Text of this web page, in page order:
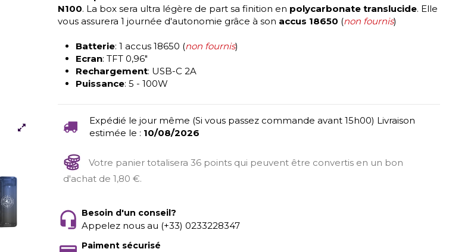
N100. La box sera ultra légère de part sa finition en polycarbonate translucide. Elle
vous assurera 1 journée d'autonomie grâce à son accus 18650 (non fournis)
Batterie: 1 accus 18650 (non fournis)
Ecran: TFT 0,96"
Rechargement: USB-C 2A
Puissance: 5 - 100W
Expédié le jour même (Si vous passez commande avant 15h00) Livraison
estimée le : 10/08/2026
Votre panier totalisera 36 points qui peuvent être convertis en un bon
d'achat de 1,80 €.
Besoin d'un conseil?
Appelez nous au (+33) 0233228347
Paiment sécurisé